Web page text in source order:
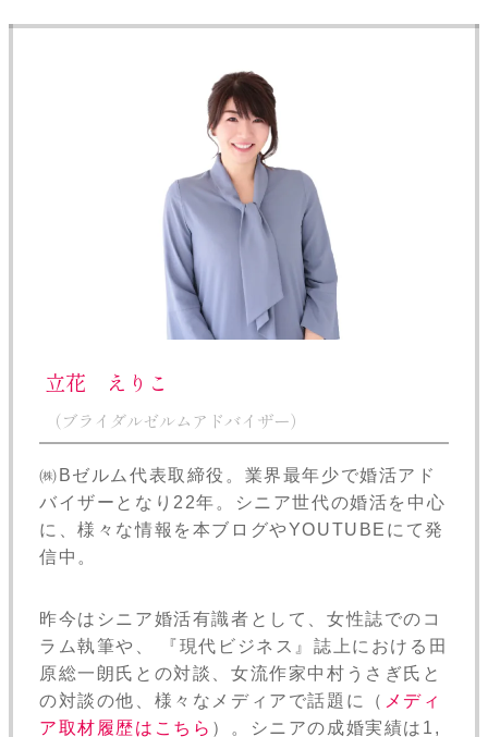
立花 えりこ
（ブライダルゼルムアドバイザー）
㈱Bゼルム代表取締役。業界最年少で婚活アド
バイザーとなり22年。シニア世代の婚活を中心
に、様々な情報を本ブログやYOUTUBEにて発
信中。
昨今はシニア婚活有識者として、女性誌でのコ
ラム執筆や、 『現代ビジネス』誌上における田
原総一朗氏との対談、女流作家中村うさぎ氏と
の対談の他、様々なメディアで話題に（ メディ
ア取材履歴はこちら ）。シニアの成婚実績は1,